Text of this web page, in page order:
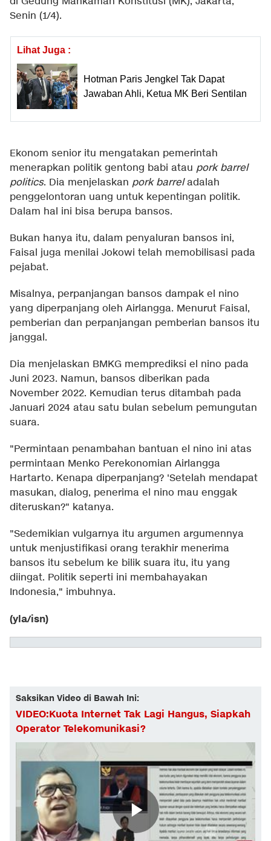
Senin (1/4).
Lihat Juga :
Hotman Paris Jengkel Tak Dapat
Jawaban Ahli, Ketua MK Beri Sentilan
Ekonom senior itu mengatakan pemerintah
menerapkan politik gentong babi atau pork barrel
politics. Dia menjelaskan pork barreladalah
penggelontoran uang untuk kepentingan politik.
Dalam hal ini bisa berupa bansos.
Bukan hanya itu, dalam penyaluran bansos ini,
Faisal juga menilai Jokowi telah memobilisasi pada
pejabat.
Misalnya, perpanjangan bansos dampak el nino
yang diperpanjang oleh Airlangga. Menurut Faisal,
pemberian dan perpanjangan pemberian bansos itu
janggal.
Dia menjelaskan BMKG memprediksi el nino pada
Juni 2023. Namun, bansos diberikan pada
November 2022. Kemudian terus ditambah pada
Januari 2024 atau satu bulan sebelum pemungutan
suara.
"Permintaan penambahan bantuan el nino ini atas
permintaan Menko Perekonomian Airlangga
Hartarto. Kenapa diperpanjang? 'Setelah mendapat
masukan, dialog, penerima el nino mau enggak
diteruskan?" katanya.
"Sedemikian vulgarnya itu argumen argumennya
untuk menjustifikasi orang terakhir menerima
bansos itu sebelum ke bilik suara itu, itu yang
diingat. Politik seperti ini membahayakan
Indonesia," imbuhnya.
(yla/isn)
Saksikan Video di Bawah Ini:
VIDEO:Kuota Internet Tak Lagi Hangus, Siapkah
Operator Telekomunikasi?